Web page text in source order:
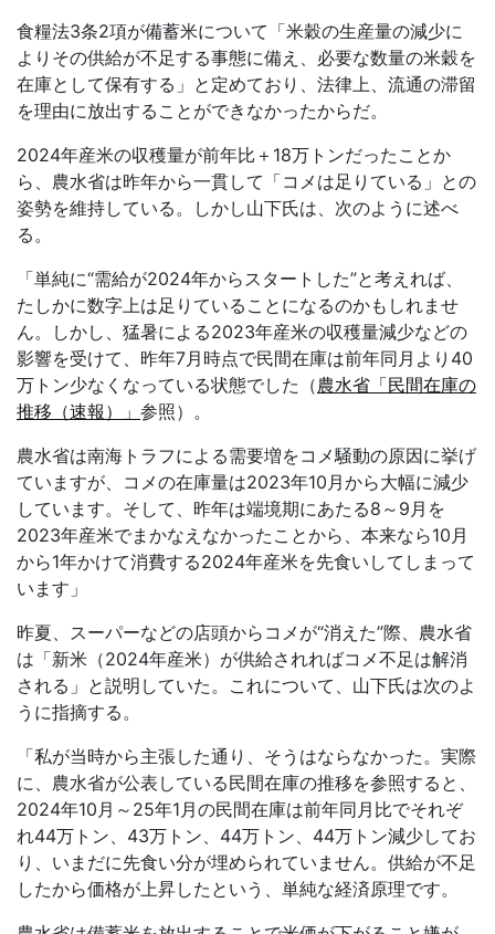
食糧法3条2項が備蓄米について「米穀の生産量の減少に
よりその供給が不足する事態に備え、必要な数量の米穀を
在庫として保有する」と定めており、法律上、流通の滞留
を理由に放出することができなかったからだ。
2024年産米の収穫量が前年比＋ 18万トンだったことか
ら、農水省は昨年から一貫して「コメは足りている」との
姿勢を維持している。しかし山下氏は、次のように述べ
る。
「単純に“需給が2024年からスタートした”と考えれば、
たしかに数字上は足りていることになるのかもしれませ
ん。しかし、猛暑による2023年産米の収穫量減少などの
影響を受けて、昨年7月時点で民間在庫は前年同月より 40
万トン少なくなっている状態でした（農水省「民間在庫の
推移（速報）」 参照）。
農水省は南海トラフによる需要増をコメ騒動の原因に挙げ
ていますが、コメの在庫量は2023年10月から大幅に減少
しています。そして、昨年は端境期にあたる8 ～ 9月を
2023年産米でまかなえなかったことから、本来なら10月
から1年かけて消費する2024年産米を先食いしてしまって
います」
昨夏、スーパーなどの店頭からコメが“消えた”際、農水省
は「新米（2024年産米）が供給されればコメ不足は解消
される」と説明していた。これについて、山下氏は次のよ
うに指摘する。
「私が当時から主張した通り、そうはならなかった。実際
に、農水省が公表している民間在庫の推移を参照すると、
2024年10月～ 25年1月の民間在庫は前年同月比でそれぞ
れ44万トン、 43万トン、 44万トン、 44万トン減少してお
り、いまだに先食い分が埋められていません。供給が不足
したから価格が上昇したという、単純な経済原理です。